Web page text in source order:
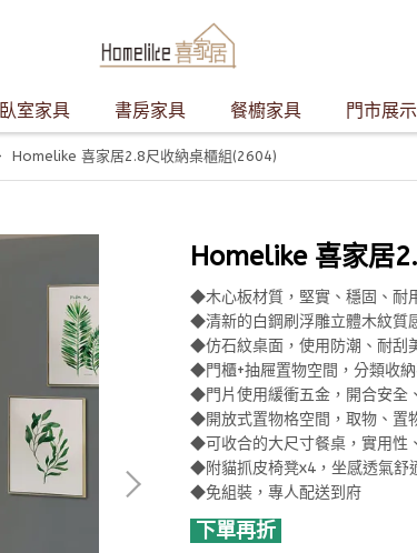
臥室家具 書房家具 餐櫥家具 門市展示
Homelike 喜家居2.8尺收納桌櫃組(2604)
Homelike 喜家居
◆木心板材質，堅實、穩固、耐
◆清新的白鋼刷浮雕立體木紋質
◆仿石紋桌面，使用防潮、耐刮
◆門櫃+抽屜置物空間，分類收
◆門片使用緩衝五金，開合安全
◆開放式置物格空間，取物、置
◆可收合的大尺寸餐桌，實用性
◆附貓抓皮椅凳x4，坐感透氣舒
◆免組裝，專人配送到府
下單再折